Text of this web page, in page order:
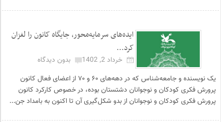
ایده‌های سرمایه‌محور، جایگاه کانون را لغزان
کرد...
خرداد 2, 1402
بدون دیدگاه
یک نویسنده و جامعه‌شناس که در دهه‌های ۶۰ و ۷۰ از اعضای فعال کانون
پرورش فکری کودکان و نوجوانان دشتستان بوده، در خصوص کارکرد کانون
پرورش فکری کودکان و نوجوانان از بدو شکل‌گیری آن تا اکنون به بامداد جن...